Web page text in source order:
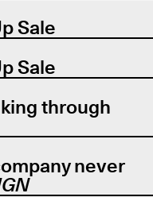
Sale
Sale
through
never